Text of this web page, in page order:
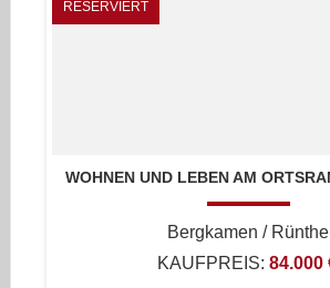
RESERVIERT
WOHNEN UND LEBEN AM
Bergkamen / Rünthe
KAUFPREIS: 84.000